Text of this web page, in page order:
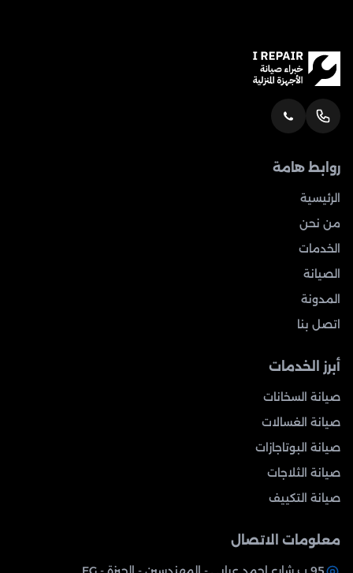
روابط هامة
الرئيسية
من نحن
الخدمات
الصيانة
المدونة
اتصل بنا
أبرز الخدمات
صيانة السخانات
صيانة الغسالات
صيانة البوتاجازات
صيانة الثلاجات
صيانة التكييف
معلومات الاتصال